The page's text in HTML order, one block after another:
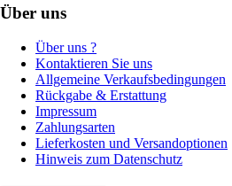
Über uns
Über uns ?
Kontaktieren Sie uns
Allgemeine Verkaufsbedingungen
Rückgabe & Erstattung
Impressum
Zahlungsarten
Lieferkosten und Versandoptionen
Hinweis zum Datenschutz